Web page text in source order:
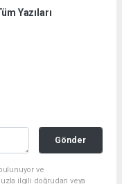
Yazıları
Gönder
ve
ilgili doğrudan veya